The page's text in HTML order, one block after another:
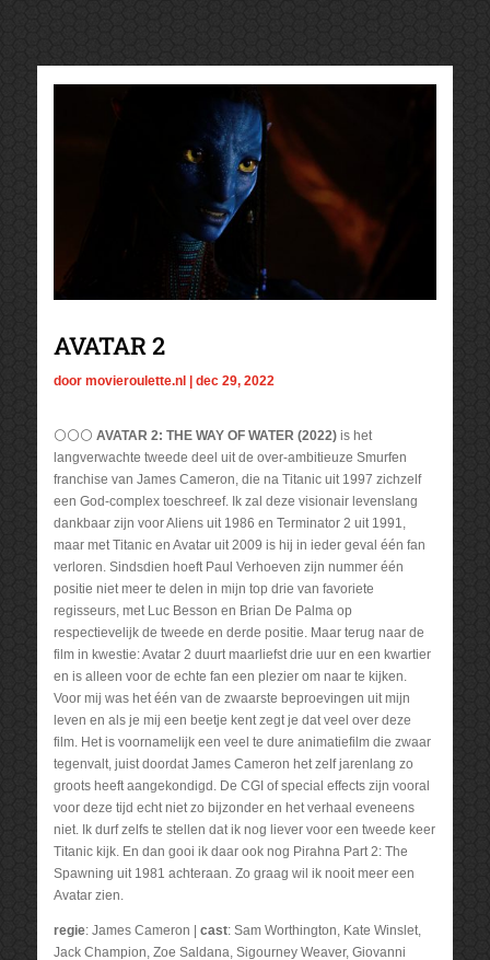
AVATAR 2
door movieroulette.nl dec 29, 2022
⚪⚪⚪ AVATAR 2: THE WAY OF WATER (2022)is het
langverwachte tweede deel uit de over-ambitieuze Smurfen
franchise van James Cameron, die na Titanic uit 1997 zichzelf
een God-complex toeschreef. Ik zal deze visionair levenslang
dankbaar zijn voor Aliens uit 1986 en Terminator 2 uit 1991,
maar met Titanic en Avatar uit 2009 is hij in ieder geval één fan
verloren. Sindsdien hoeft Paul Verhoeven zijn nummer één
positie niet meer te delen in mijn top drie van favoriete
regisseurs, met Luc Besson en Brian De Palma op
respectievelijk de tweede en derde positie. Maar terug naar de
film in kwestie: Avatar 2 duurt maarliefst drie uur en een kwartier
en is alleen voor de echte fan een plezier om naar te kijken.
Voor mij was het één van de zwaarste beproevingen uit mijn
leven en als je mij een beetje kent zegt je dat veel over deze
film. Het is voornamelijk een veel te dure animatiefilm die zwaar
tegenvalt, juist doordat James Cameron het zelf jarenlang zo
groots heeft aangekondigd. De CGI of special effects zijn vooral
voor deze tijd echt niet zo bijzonder en het verhaal eveneens
niet. Ik durf zelfs te stellen dat ik nog liever voor een tweede keer
Titanic kijk. En dan gooi ik daar ook nog Pirahna Part 2: The
Spawning uit 1981 achteraan. Zo graag wil ik nooit meer een
Avatar zien.
regie: James Cameron | cast: Sam Worthington, Kate Winslet,
Jack Champion, Zoe Saldana, Sigourney Weaver, Giovanni